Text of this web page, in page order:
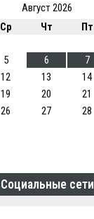
Август 2026
Ср Чт Пт
5 6 7
12 13 14
19 20 21
26 27 28
Социальные сети